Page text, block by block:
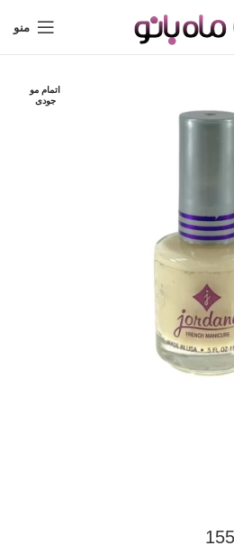
منو
اتمام مو
جودی